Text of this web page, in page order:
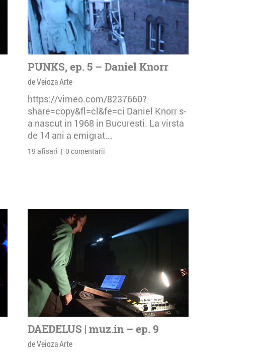
PUNKS, ep. 5 – Daniel Knorr
de Veioza Arte
https://vimeo.com/8237660?
share=copy&fl=cl&fe=ci Daniel Knorr s-
a nascut in 1968 in Bucuresti. La virsta
de 14 ani a emigrat...
19 afisari | 0 comentarii
DAEDELUS | muz.in – ep. 9
de Veioza Arte